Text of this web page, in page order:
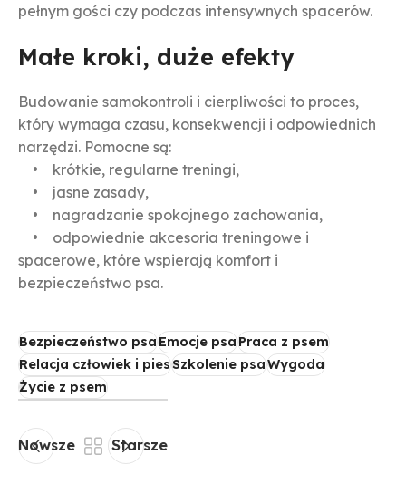
pełnym gości czy podczas intensywnych spacerów.
Małe kroki, duże efekty
Budowanie samokontroli i cierpliwości to proces,
który wymaga czasu, konsekwencji i odpowiednich
narzędzi. Pomocne są:
• krótkie, regularne treningi,
• jasne zasady,
• nagradzanie spokojnego zachowania,
• odpowiednie akcesoria treningowe i
spacerowe, które wspierają komfort i
bezpieczeństwo psa.
Bezpieczeństwo psaEmocje psaPraca z psem
Relacja człowiek i piesSzkolenie psaWygoda
Życie z psem
Nowsze Starsze